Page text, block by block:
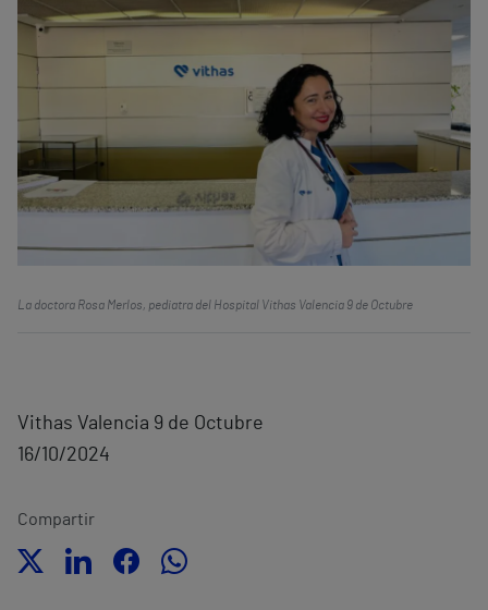
La doctora Rosa Merlos, pediatra del Hospital Vithas Valencia 9 de Octubre
Vithas Valencia 9 de Octubre
16/10/2024
Compartir